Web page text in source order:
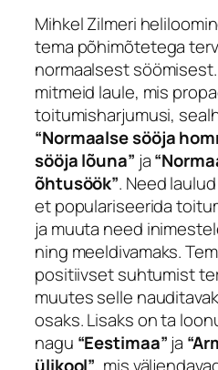
Mihkel Zilmeri
tema põhimõtetega
normaalsest
mitmeid laule, mis
toitumisharjumusi,
“Normaalse sööja
sööja lõuna” ja
õhtusöök”. Need
et populariseerida
ja muuta need
ning meeldivamaks.
positiivset suhtumist
muutes selle
osaks. Lisaks on ta
nagu “Eestimaa”ja